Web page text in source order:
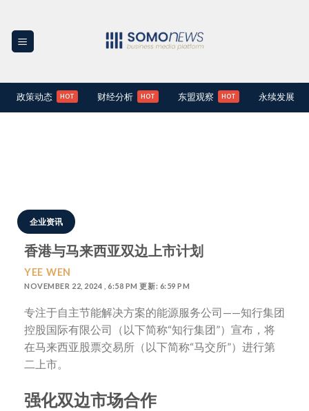
content
政策动态 财经分析 东盟观察 永续发展
企业资讯
香港与马来西亚双边上市计划
YEE WEN
NOVEMBER 22, 2024 , 6:58 PM 更新: 6:59 PM
专注于自主节能解决方案的能源服务公司——知行集团
控股国际有限公司（以下简称“知行集团”）宣布，将
在马来西亚股票交易所（以下简称“马交所”）进行第
二上市。
强化双边市场合作